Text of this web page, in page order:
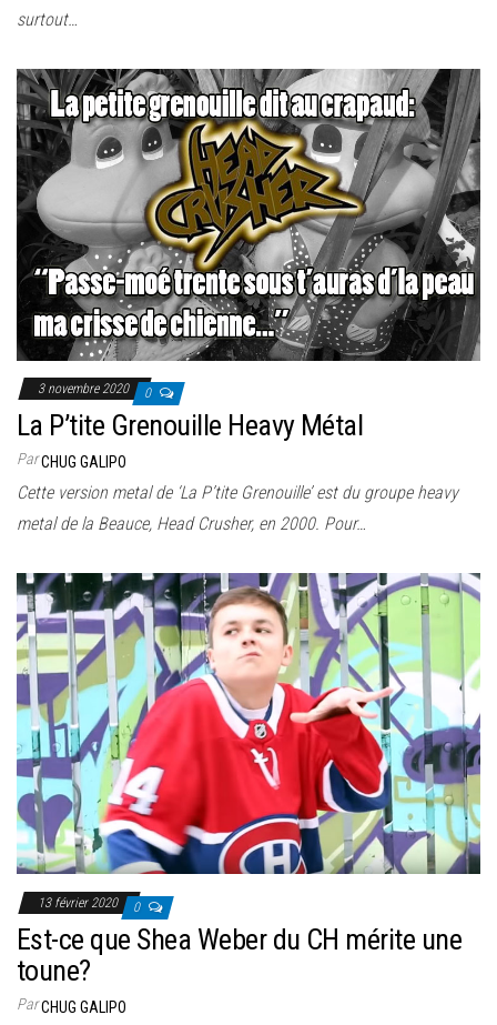
surtout…
3 novembre 2020 0
La P’tite Grenouille Heavy Métal
ParCHUG GALIPO
Cette version metal de ‘La P’tite Grenouille’ est du groupe heavy
metal de la Beauce, Head Crusher, en 2000. Pour…
13 février 2020 0
Est-ce que Shea Weber du CH mérite une
toune?
ParCHUG GALIPO